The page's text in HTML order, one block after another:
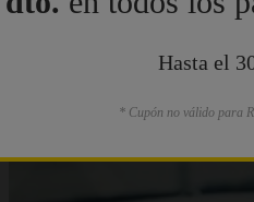
Hasta el
* Cupón no válido para